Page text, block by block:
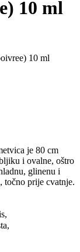
10 ml
je 80 cm
i ovalne, oštro
glinenu i
točno prije cvatnje.